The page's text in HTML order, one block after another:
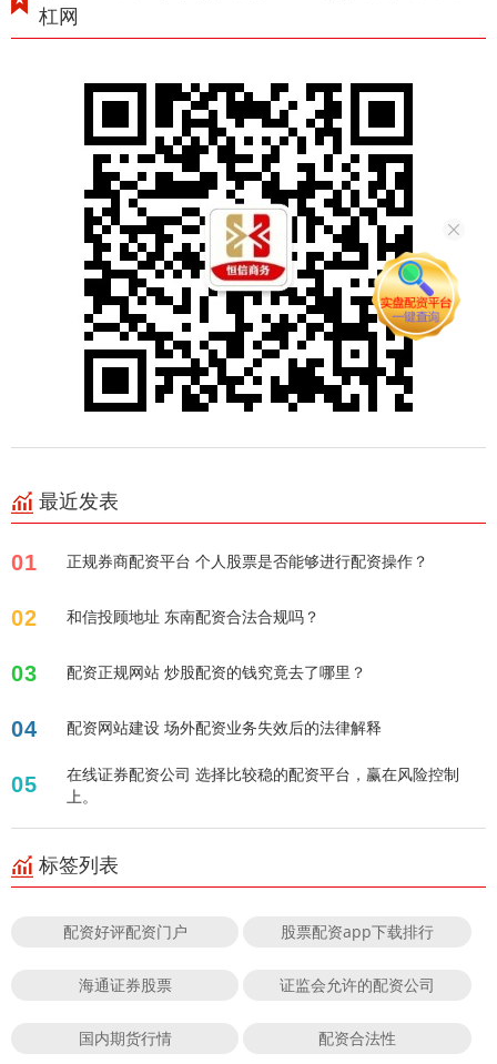
杠网
最近发表
01 正规券商配资平台 个人股票是否能够进行配资操作？
02 和信投顾地址 东南配资合法合规吗？
03 配资正规网站 炒股配资的钱究竟去了哪里？
04 配资网站建设 场外配资业务失效后的法律解释
05
在线证券配资公司 选择比较稳的配资平台，赢在风险控制
上。
标签列表
配资好评配资门户 股票配资app下载排行
海通证券股票 证监会允许的配资公司
国内期货行情 配资合法性